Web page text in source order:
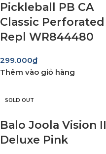
Pickleball PB CA
Classic Perforated
Repl WR844480
299.000₫
Thêm vào giỏ hàng
SOLD OUT
Balo Joola Vision II
Deluxe Pink